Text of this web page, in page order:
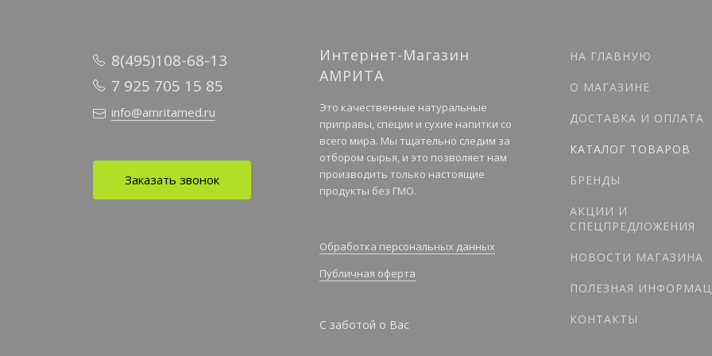
8(495)108-68-13
7 925 705 15 85
info@amritamed.ru
Заказать звонок
Интернет-Магазин
АМРИТА
Это качественные натуральные
приправы, специи и сухие напитки со
всего мира. Мы тщательно следим за
отбором сырья, и это позволяет нам
производить только настоящие
продукты без ГМО.
Обработка персональных данных
Публичная оферта
С заботой о Вас
НА ГЛАВНУЮ
О МАГАЗИНЕ
ДОСТАВКА И ОПЛАТА
КАТАЛОГ ТОВАРОВ
БРЕНДЫ
АКЦИИ И
СПЕЦПРЕДЛОЖЕНИЯ
НОВОСТИ МАГАЗИНА
ПОЛЕЗНАЯ
КОНТАКТЫ